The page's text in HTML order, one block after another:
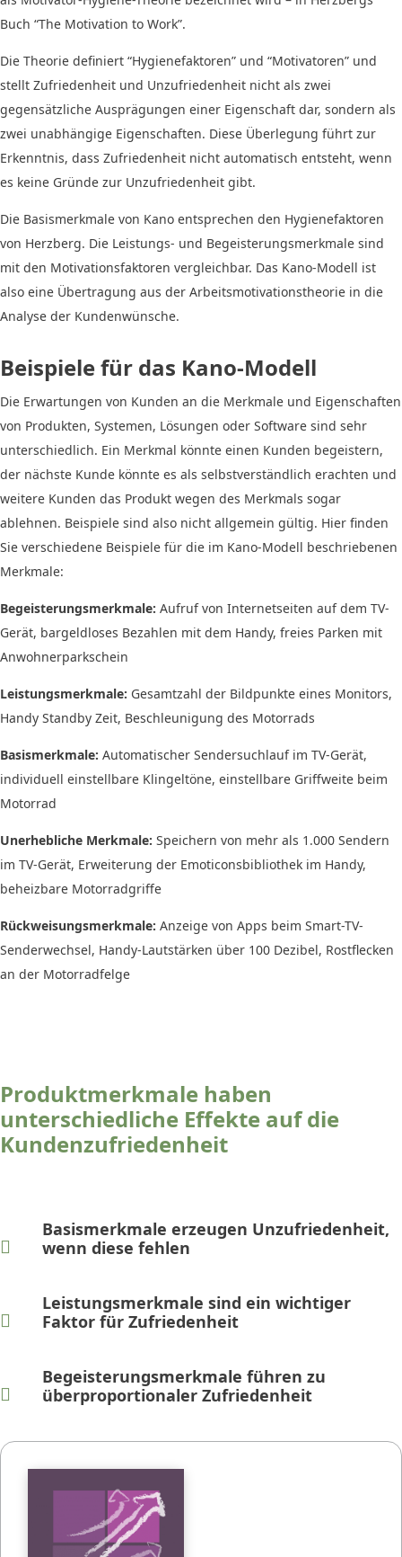
Buch “The Motivation to Work”.
Die Theorie definiert “Hygienefaktoren” und “Motivatoren” und
stellt Zufriedenheit und Unzufriedenheit nicht als zwei
gegensätzliche Ausprägungen einer Eigenschaft dar, sondern als
zwei unabhängige Eigenschaften. Diese Überlegung führt zur
Erkenntnis, dass Zufriedenheit nicht automatisch entsteht, wenn
es keine Gründe zur Unzufriedenheit gibt.
Die Basismerkmale von Kano entsprechen den Hygienefaktoren
von Herzberg. Die Leistungs- und Begeisterungsmerkmale sind
mit den Motivationsfaktoren vergleichbar. Das Kano-Modell ist
also eine Übertragung aus der Arbeitsmotivationstheorie in die
Analyse der Kundenwünsche.
Beispiele für das Kano-Modell
Die Erwartungen von Kunden an die Merkmale und Eigenschaften
von Produkten, Systemen, Lösungen oder Software sind sehr
unterschiedlich. Ein Merkmal könnte einen Kunden begeistern,
der nächste Kunde könnte es als selbstverständlich erachten und
weitere Kunden das Produkt wegen des Merkmals sogar
ablehnen. Beispiele sind also nicht allgemein gültig. Hier finden
Sie verschiedene Beispiele für die im Kano-Modell beschriebenen
Merkmale:
Begeisterungsmerkmale: Aufruf von Internetseiten auf dem TV-
Gerät, bargeldloses Bezahlen mit dem Handy, freies Parken mit
Anwohnerparkschein
Leistungsmerkmale: Gesamtzahl der Bildpunkte eines Monitors,
Handy Standby Zeit, Beschleunigung des Motorrads
Basismerkmale: Automatischer Sendersuchlauf im TV-Gerät,
individuell einstellbare Klingeltöne, einstellbare Griffweite beim
Motorrad
Unerhebliche Merkmale: Speichern von mehr als 1.000 Sendern
im TV-Gerät, Erweiterung der Emoticonsbibliothek im Handy,
beheizbare Motorradgriffe
Rückweisungsmerkmale: Anzeige von Apps beim Smart-TV-
Senderwechsel, Handy-Lautstärken über 100 Dezibel, Rostflecken
an der Motorradfelge
Produktmerkmale haben
unterschiedliche Effekte auf die
Kundenzufriedenheit

Basismerkmale erzeugen Unzufriedenheit,
wenn diese fehlen

Leistungsmerkmale sind ein wichtiger
Faktor für Zufriedenheit

Begeisterungsmerkmale führen zu
überproportionaler Zufriedenheit